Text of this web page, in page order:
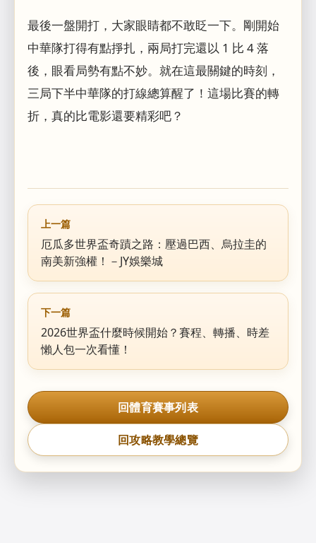
最後一盤開打，大家眼睛都不敢眨一下。剛開始
中華隊打得有點掙扎，兩局打完還以 1 比 4 落
後，眼看局勢有點不妙。就在這最關鍵的時刻，
三局下半中華隊的打線總算醒了！這場比賽的轉
折，真的比電影還要精彩吧？
上一篇
厄瓜多世界盃奇蹟之路：壓過巴西、烏拉圭的
南美新強權！－JY娛樂城
下一篇
2026世界盃什麼時候開始？賽程、轉播、時差
懶人包一次看懂！
回體育賽事列表
回攻略教學總覽